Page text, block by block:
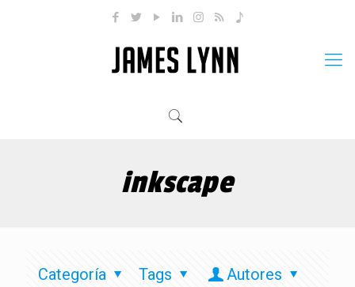
inkscape
Categoría Tags
Autores